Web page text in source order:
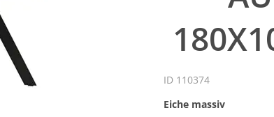
ID 110374
Eiche massiv